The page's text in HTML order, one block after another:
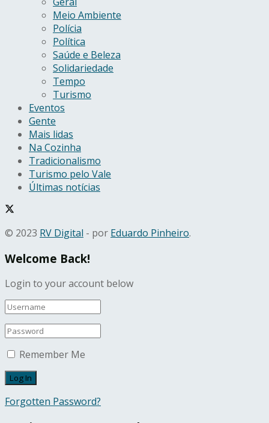
Meio Ambiente
Polícia
Política
Saúde e Beleza
Solidariedade
Tempo
Turismo
Eventos
Gente
Mais lidas
Na Cozinha
Tradicionalismo
Turismo pelo Vale
Últimas notícias
© 2023 RV Digital - por Eduardo Pinheiro.
Welcome Back!
Login to your account below
Remember Me
Forgotten Password?